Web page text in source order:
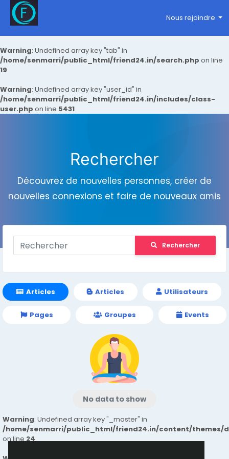
Warning: Undefined array key "tab" in
/home/senmarri/public_html/friend24.in/search.php on line
19
Warning: Undefined array key "user_id" in
/home/senmarri/public_html/friend24.in/includes/class-
user.php on line 5431
Nous rejoindre
Rechercher
Découvrez de nouvelles personnes, créer de
nouvelles connexions et faire de nouveaux amis
Rechercher
Articles Articles Utilisateurs
Pages Groupes Events
No data to show
Warning: Undefined array key "_master" in
/home/senmarri/public_html/friend24.in/content/themes/
on line24